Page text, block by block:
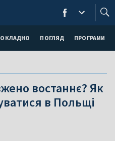
ПОГЛЯД ПРОГРАМИ
востаннє? Як
в Польщі